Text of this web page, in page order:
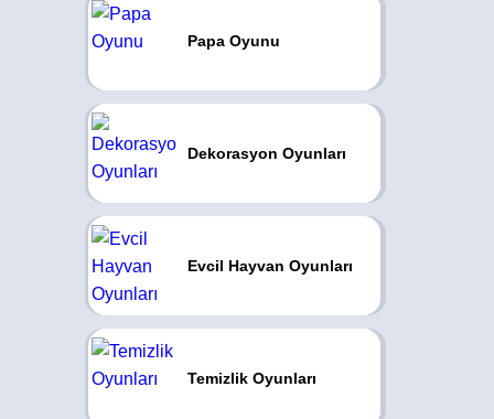
Papa Oyunu
Dekorasyon Oyunları
Evcil Hayvan Oyunları
Temizlik Oyunları